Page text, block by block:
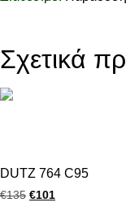
Σχετικά
DUTZ 764 C95
€135 €101